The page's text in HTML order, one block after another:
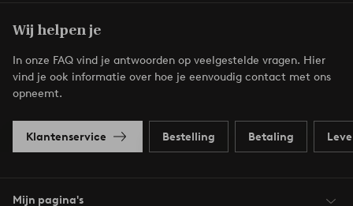
Wij helpen je
In onze FAQ vind je antwoorden op veelgestelde vragen. Hier
vind je ook informatie over hoe je eenvoudig contact met ons
opneemt.
Klantenservice Bestelling Betaling
Mijn pagina's